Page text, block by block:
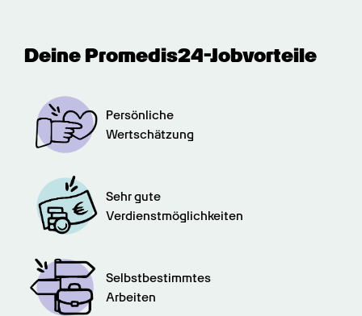
Deine Promedis24-Jobvorteile
Persönliche
Wertschätzung
Sehr gute
Verdienstmöglichkeiten
Selbstbestimmtes
Arbeiten